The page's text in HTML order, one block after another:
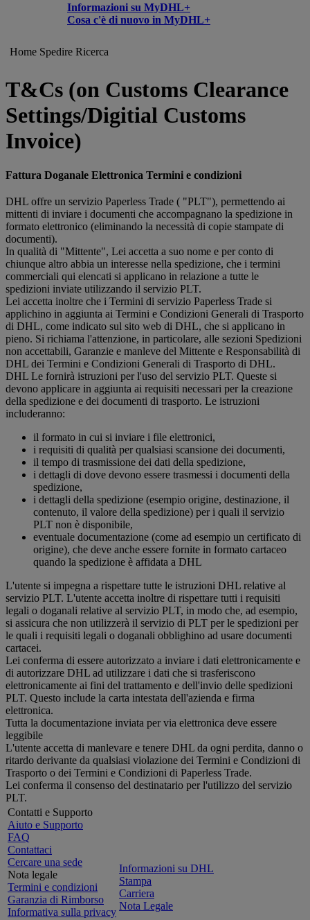
Informazioni su MyDHL+
Cosa c'è di nuovo in MyDHL+
Home Spedire Ricerca
T&Cs (on Customs Clearance
Settings/Digitial Customs
Invoice)
Fattura Doganale Elettronica Termini e condizioni
DHL offre un servizio Paperless Trade ( "PLT"), permettendo ai
mittenti di inviare i documenti che accompagnano la spedizione in
formato elettronico (eliminando la necessità di copie stampate di
documenti).
In qualità di "Mittente", Lei accetta a suo nome e per conto di
chiunque altro abbia un interesse nella spedizione, che i termini
commerciali qui elencati si applicano in relazione a tutte le
spedizioni inviate utilizzando il servizio PLT.
Lei accetta inoltre che i Termini di servizio Paperless Trade si
applichino in aggiunta ai Termini e Condizioni Generali di Trasporto
di DHL, come indicato sul sito web di DHL, che si applicano in
pieno. Si richiama l'attenzione, in particolare, alle sezioni Spedizioni
non accettabili, Garanzie e manleve del Mittente e Responsabilità di
DHL dei Termini e Condizioni Generali di Trasporto di DHL.
DHL Le fornirà istruzioni per l'uso del servizio PLT. Queste si
devono applicare in aggiunta ai requisiti necessari per la creazione
della spedizione e dei documenti di trasporto. Le istruzioni
includeranno:
il formato in cui si inviare i file elettronici,
i requisiti di qualità per qualsiasi scansione dei documenti,
il tempo di trasmissione dei dati della spedizione,
i dettagli di dove devono essere trasmessi i documenti della
spedizione,
i dettagli della spedizione (esempio origine, destinazione, il
contenuto, il valore della spedizione) per i quali il servizio
PLT non è disponibile,
eventuale documentazione (come ad esempio un certificato di
origine), che deve anche essere fornite in formato cartaceo
quando la spedizione è affidata a DHL
L'utente si impegna a rispettare tutte le istruzioni DHL relative al
servizio PLT. L'utente accetta inoltre di rispettare tutti i requisiti
legali o doganali relative al servizio PLT, in modo che, ad esempio,
si assicura che non utilizzerà il servizio di PLT per le spedizioni per
le quali i requisiti legali o doganali obblighino ad usare documenti
cartacei.
Lei conferma di essere autorizzato a inviare i dati elettronicamente e
di autorizzare DHL ad utilizzare i dati che si trasferiscono
elettronicamente ai fini del trattamento e dell'invio delle spedizioni
PLT. Questo include la carta intestata dell'azienda e firma
elettronica.
Tutta la documentazione inviata per via elettronica deve essere
leggibile
L'utente accetta di manlevare e tenere DHL da ogni perdita, danno o
ritardo derivante da qualsiasi violazione dei Termini e Condizioni di
Trasporto o dei Termini e Condizioni di Paperless Trade.
Lei conferma il consenso del destinatario per l'utilizzo del servizio
PLT.
Contatti e Supporto
Aiuto e Supporto
FAQ
Contattaci
Cercare una sede
Nota legale
Termini e condizioni
Garanzia di Rimborso
Informativa sulla privacy
Informazioni su DHL
Stampa
Carriera
Nota Legale